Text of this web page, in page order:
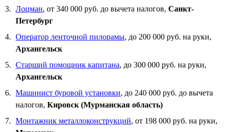
Лоцман, от 340 000 руб. до вычета налогов, Санкт-
Петербург
Оператор ленточной пилорамы, до 200 000 руб. на руки,
Архангельск
Старший помощник капитана, до 300 000 руб. на руки,
Архангельск
Машинист буровой установки, до 240 000 руб. до вычета
налогов, Кировск (Мурманская область)
Монтажник металлоконструкций, от 198 000 руб. на руки,